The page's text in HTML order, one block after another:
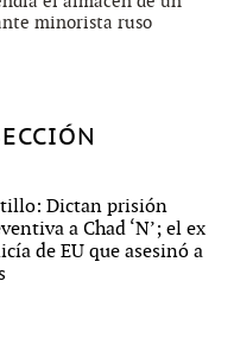
minorista ruso
Dictan prisión
a Chad ‘N’; el ex
de EU que asesinó a